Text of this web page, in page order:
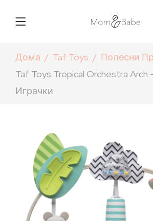
Дома Taf Toys
Полесни
Taf Toys Tropical Orchestra
Играчки